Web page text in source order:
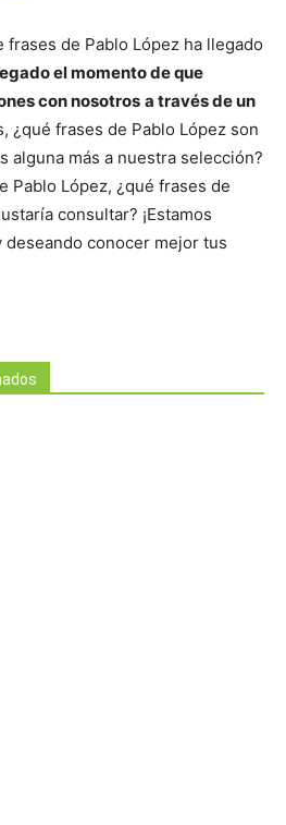
de Pablo López ha llegado
el momento de que
con nosotros a través de un
¿qué frases de Pablo López son
alguna más a nuestra selección?
Pablo López, ¿qué frases de
consultar? ¡Estamos
conocer mejor tus